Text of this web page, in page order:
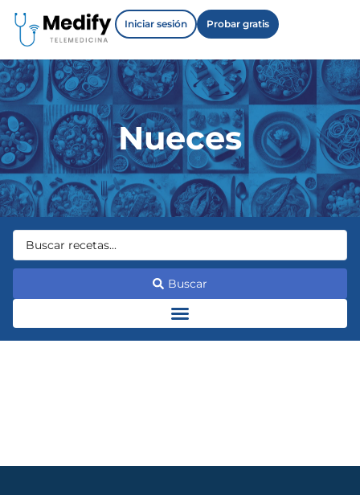
Iniciar sesión Probar gratis
Nueces
Buscar